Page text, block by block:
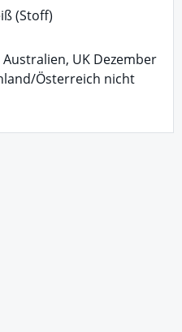
(Stoff)
Australien, UK Dezember
Österreich nicht